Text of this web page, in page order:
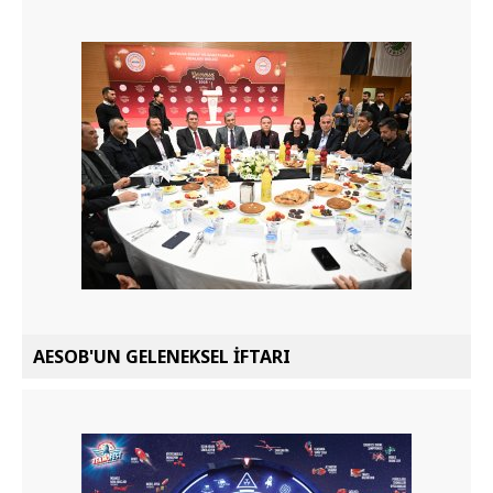
AESOB'UN GELENEKSEL İFTARI